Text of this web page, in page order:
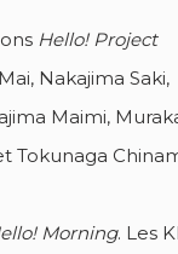
Hello! Project
Nakajima Saki,
Maimi,
Tokunaga
Morning. Les